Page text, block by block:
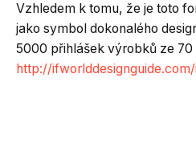
Vzhledem k tomu, že je toto
jako symbol dokonalého
5000 přihlášek výrobků ze
http://